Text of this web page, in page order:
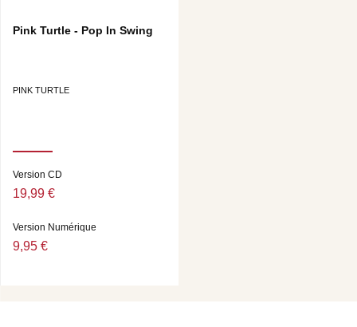
Pink Turtle - Pop In Swing
PINK TURTLE
Version CD
19,99 €
Version Numérique
9,95 €